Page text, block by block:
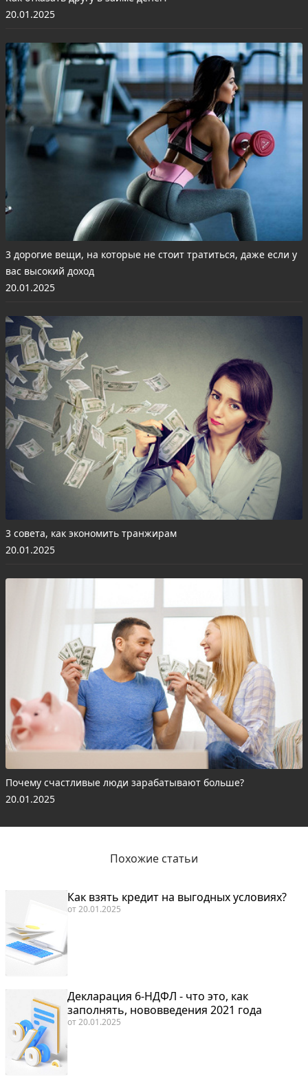
20.01.2025
3 дорогие вещи, на которые не стоит тратиться, даже если у
вас высокий доход
20.01.2025
3 совета, как экономить транжирам
20.01.2025
Почему счастливые люди зарабатывают больше?
20.01.2025
Похожие статьи
Как взять кредит на выгодных условиях?
от20.01.2025
Декларация 6-НДФЛ - что это, как
заполнять, нововведения 2021 года
от20.01.2025